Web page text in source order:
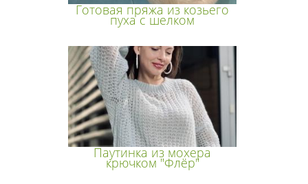
Готовая пряжа из козьего
пуха с шелком
Паутинка из мохера
крючком "Флёр"